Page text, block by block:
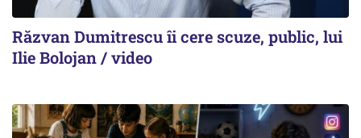
Răzvan Dumitrescu îi cere scuze, public, lui
Ilie Bolojan / video